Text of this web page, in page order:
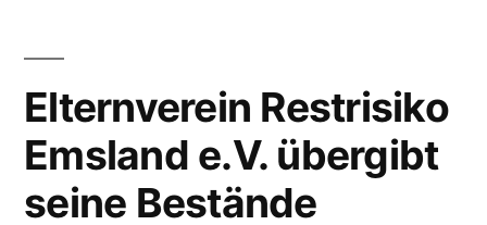
Elternverein Restrisiko
Emsland e.V. übergibt
seine Bestände